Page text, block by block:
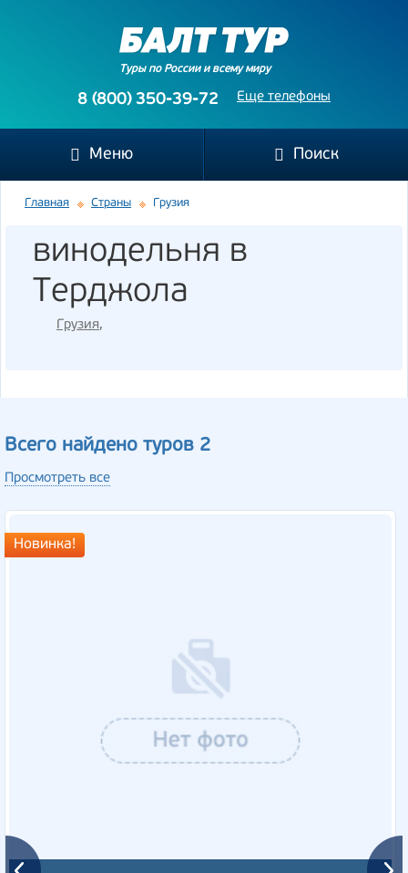
Туры по России и всему миру
Еще телефоны
8 (800) 350-39-72
Меню Поиск
Главная Страны Грузия
винодельня в
Терджола
Грузия,
Всего найдено туров 2
Просмотреть все
Новинка!